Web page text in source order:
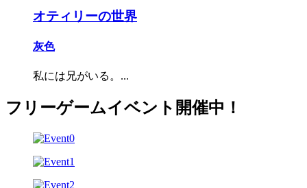
オティリーの世界
灰色
私には兄がいる。...
フリーゲームイベント開催中！